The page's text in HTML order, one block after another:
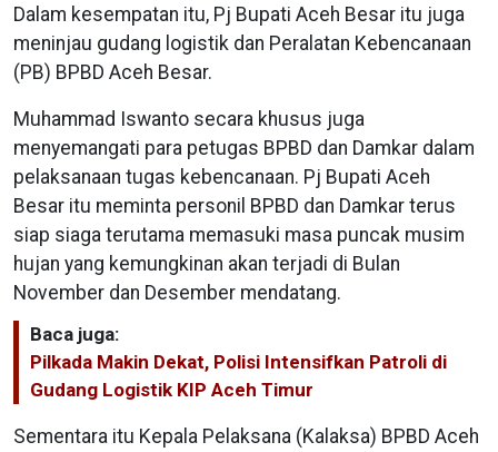
Dalam kesempatan itu, Pj Bupati Aceh Besar itu juga
meninjau gudang logistik dan Peralatan Kebencanaan
(PB) BPBD Aceh Besar.
Muhammad Iswanto secara khusus juga
menyemangati para petugas BPBD dan Damkar dalam
pelaksanaan tugas kebencanaan. Pj Bupati Aceh
Besar itu meminta personil BPBD dan Damkar terus
siap siaga terutama memasuki masa puncak musim
hujan yang kemungkinan akan terjadi di Bulan
November dan Desember mendatang.
Baca juga:
Pilkada Makin Dekat, Polisi Intensifkan Patroli di
Gudang Logistik KIP Aceh Timur
Sementara itu Kepala Pelaksana (Kalaksa) BPBD Aceh